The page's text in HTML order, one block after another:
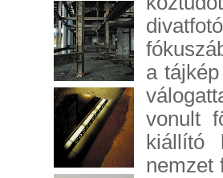
a
vonult
kiállító
nemzet